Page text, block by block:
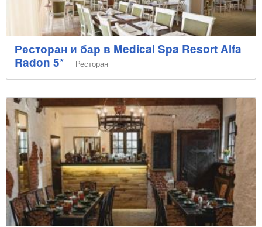
Ресторан и бар в Medical Spa Resort Alfa
Radon 5*
Ресторан